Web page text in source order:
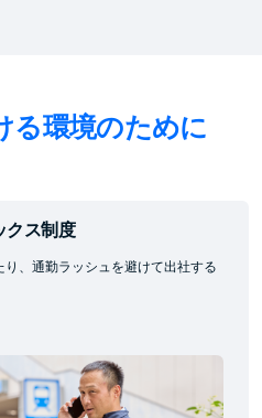
る環境のために
クス制度
、通勤ラッシュを避けて出社する